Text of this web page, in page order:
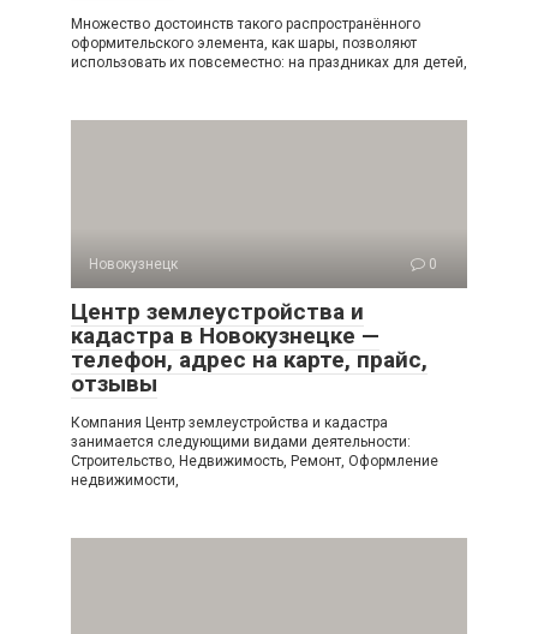
Множество достоинств такого распространённого
оформительского элемента, как шары, позволяют
использовать их повсеместно: на праздниках для детей,
Новокузнецк 0
Центр землеустройства и
кадастра в Новокузнецке —
телефон, адрес на карте, прайс,
отзывы
Компания Центр землеустройства и кадастра
занимается следующими видами деятельности:
Строительство, Недвижимость, Ремонт, Оформление
недвижимости,